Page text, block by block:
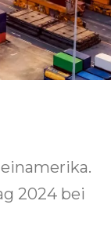
2024 bei